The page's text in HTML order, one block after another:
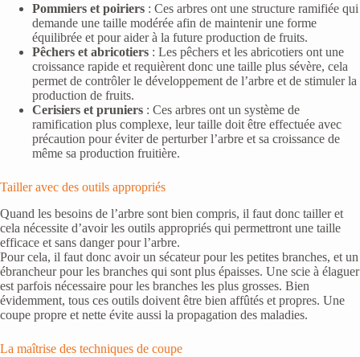
Pommiers et poiriers : Ces arbres ont une structure ramifiée qui
demande une taille modérée afin de maintenir une forme
équilibrée et pour aider à la future production de fruits.
Pêchers et abricotiers : Les pêchers et les abricotiers ont une
croissance rapide et requièrent donc une taille plus sévère, cela
permet de contrôler le développement de l’arbre et de stimuler la
production de fruits.
Cerisiers et pruniers : Ces arbres ont un système de
ramification plus complexe, leur taille doit être effectuée avec
précaution pour éviter de perturber l’arbre et sa croissance de
même sa production fruitière.
Tailler avec des outils appropriés
Quand les besoins de l’arbre sont bien compris, il faut donc tailler et
cela nécessite d’avoir les outils appropriés qui permettront une taille
efficace et sans danger pour l’arbre.
Pour cela, il faut donc avoir un sécateur pour les petites branches, et un
ébrancheur pour les branches qui sont plus épaisses. Une scie à élaguer
est parfois nécessaire pour les branches les plus grosses. Bien
évidemment, tous ces outils doivent être bien affûtés et propres. Une
coupe propre et nette évite aussi la propagation des maladies.
La maîtrise des techniques de coupe